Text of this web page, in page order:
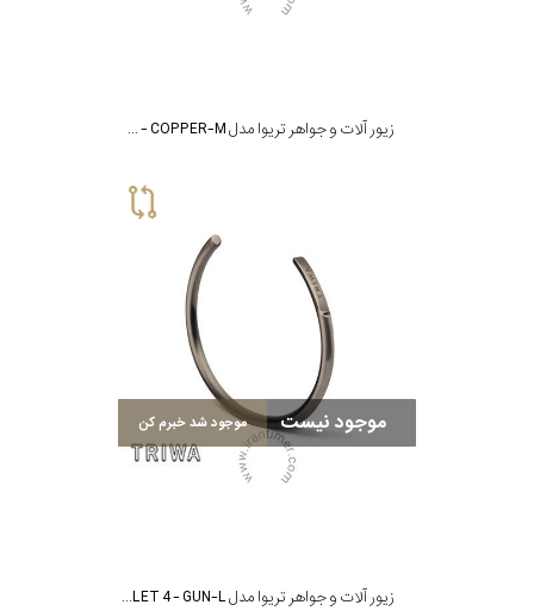
زیور آلات و جواهر تریوا مدل BRACELET 4 - COPPER-M
موجود نیست موجود شد خبرم کن
زیور آلات و جواهر تریوا مدل BRACELET 4 - GUN-L